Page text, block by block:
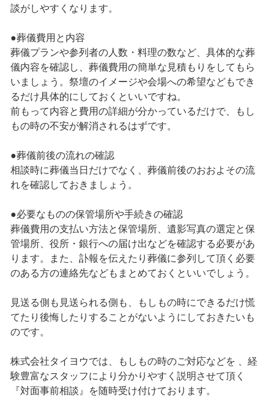
談がしやすくなります。
●葬儀費用と内容
葬儀プランや参列者の人数・料理の数など、具体的な葬
儀内容を確認し、葬儀費用の簡単な見積もりをしてもら
いましょう。祭壇のイメージや会場への希望などもでき
るだけ具体的にしておくといいですね。
前もって内容と費用の詳細が分かっているだけで、もし
もの時の不安が解消されるはずです。
●葬儀前後の流れの確認
相談時に葬儀当日だけでなく、葬儀前後のおおよその流
れを確認しておきましょう。
●必要なものの保管場所や手続きの確認
葬儀費用の支払い方法と保管場所、遺影写真の選定と保
管場所、役所・銀行への届け出などを確認する必要があ
ります。また、訃報を伝えたり葬儀に参列して頂く必要
のある方の連絡先などもまとめておくといいでしょう。
見送る側も見送られる側も、もしもの時にできるだけ慌
てたり後悔したりすることがないようにしておきたいも
のです。
株式会社タイヨウでは、もしもの時のご対応などを 、経
験豊富なスタッフにより分かりやすく説明させて頂く
『対面事前相談』を随時受け付けております。